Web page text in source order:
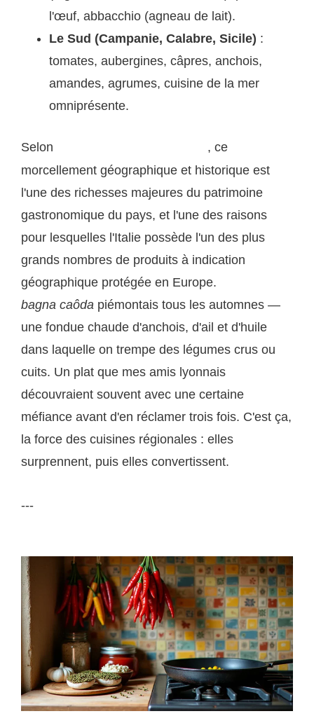
l'œuf, abbacchio (agneau de lait).
Le Sud (Campanie, Calabre, Sicile) :
tomates, aubergines, câpres, anchois,
amandes, agrumes, cuisine de la mer
omniprésente.
Selon
, ce
morcellement géographique et historique est
l'une des richesses majeures du patrimoine
gastronomique du pays, et l'une des raisons
pour lesquelles l'Italie possède l'un des plus
grands nombres de produits à indication
géographique protégée en Europe.
bagna caôda piémontais tous les automnes —
une fondue chaude d'anchois, d'ail et d'huile
dans laquelle on trempe des légumes crus ou
cuits. Un plat que mes amis lyonnais
découvraient souvent avec une certaine
méfiance avant d'en réclamer trois fois. C'est ça,
la force des cuisines régionales : elles
surprennent, puis elles convertissent.
---